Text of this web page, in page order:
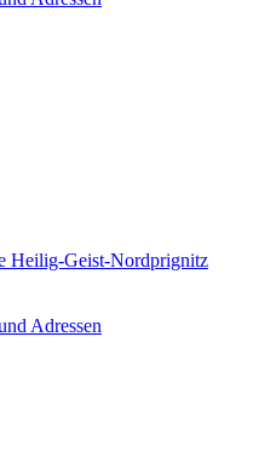
Heilig-Geist-Nordprignitz
Adressen